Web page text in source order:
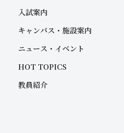
入試案内
キャンパス・施設案内
ニュース・イベント
HOT TOPICS
教員紹介